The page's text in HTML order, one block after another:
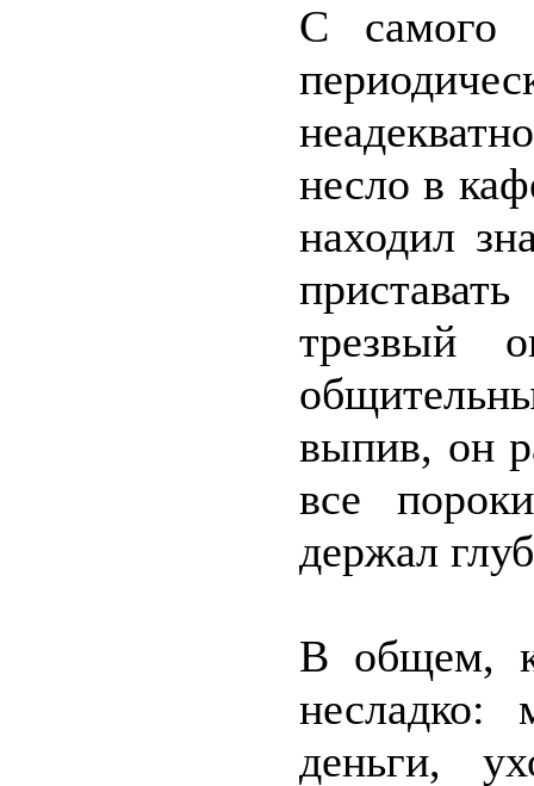
С самого
несло в
находил
трезвый
выпив, он
все
держал
В общем,
несладко:
деньги,